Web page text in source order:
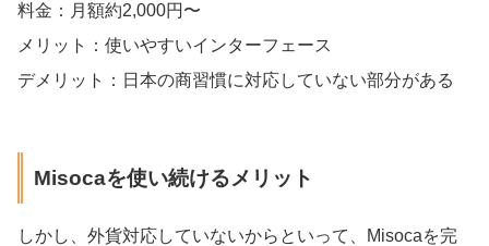
料金：月額約2,000円〜
メリット：使いやすいインターフェース
デメリット：日本の商習慣に対応していない部分がある
Misocaを使い続けるメリット
しかし、外貨対応していないからといって、Misocaを完